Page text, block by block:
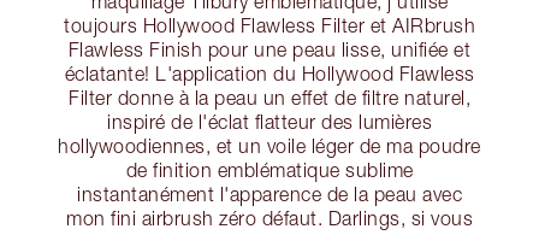
toujours Hollywood Flawless Filter et AIRbrush
Flawless Finish pour une peau lisse, unifiée et
éclatante! L'application du Hollywood Flawless
Filter donne à la peau un effet de filtre naturel,
inspiré de l'éclat flatteur des lumières
hollywoodiennes, et un voile léger de ma poudre
de finition emblématique sublime
instantanément l'apparence de la peau avec
mon fini airbrush zéro défaut. Darlings, si vous